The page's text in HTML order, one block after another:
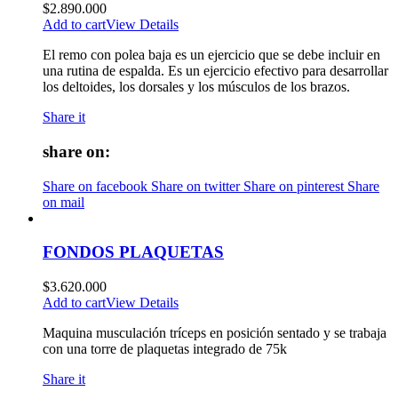
$2.890.000
Add to cartView Details
El remo con polea baja es un ejercicio que se debe incluir en
una rutina de espalda. Es un ejercicio efectivo para desarrollar
los deltoides, los dorsales y los músculos de los brazos.
Share it
share on:
Share on facebook Share on twitter Share on pinterest Share
on mail
FONDOS PLAQUETAS
$3.620.000
Add to cartView Details
Maquina musculación tríceps en posición sentado y se trabaja
con una torre de plaquetas integrado de 75k
Share it